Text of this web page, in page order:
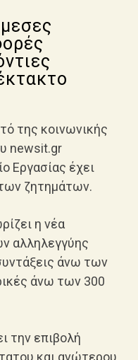
της κοινωνικής
newsit.gr
Εργασίας έχει
των ζητημάτων.
η νέα
αλληλεγγύης
άνω των
άνω των 300
την επιβολή
και ανώτερου